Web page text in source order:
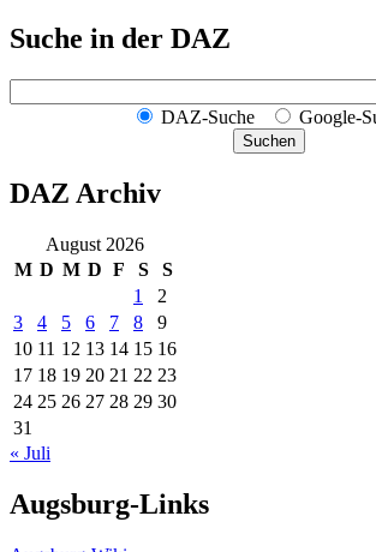
Suche in der DAZ
DAZ-Suche Google-
Suchen
DAZ Archiv
August 2026
M D M D F S
S
1
2
3
4 5 6 7 8
9
10 11 12 13 14 15 16
17 18 19 20 21 22 23
24 25 26 27 28 29 30
31
« Juli
Augsburg-Links